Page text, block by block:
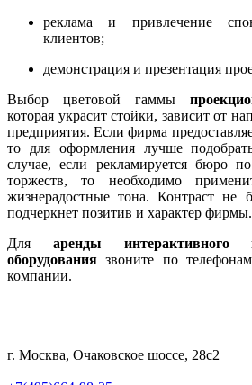
реклама и привлечение
клиентов;
демонстрация и презентация
Выбор цветовой гаммы
которая украсит стойки, зависит от
предприятия. Если фирма
то для оформления лучше
случае, если рекламируется бюро
торжеств, то необходимо
жизнерадостные тона. Контраст
подчеркнет позитив и характер фирмы.
Для аренды интерактивного
оборудования звоните по
компании.
г. Москва, Очаковское шоссе, 28с2